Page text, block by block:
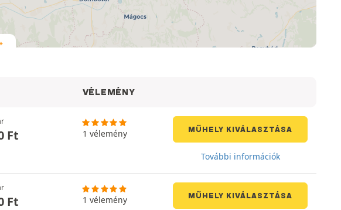
VÉLEMÉNY
Ft 1 vélemény MŰHELY KIVÁLASZTÁSA
További információk
Ft 1 vélemény MŰHELY KIVÁLASZTÁSA